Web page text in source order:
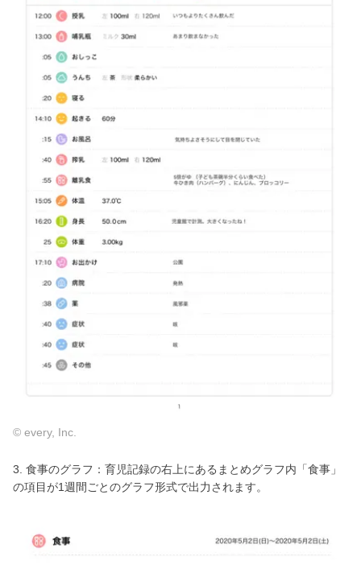
© every, Inc.
3. 食事のグラフ：育児記録の右上にあるまとめグラフ内「食事」
の項目が1週間ごとのグラフ形式で出力されます。